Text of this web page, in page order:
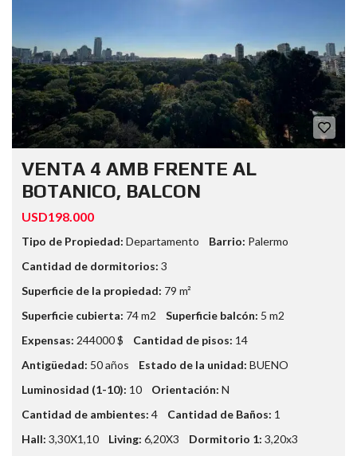
VENTA 4 AMB FRENTE AL
BOTANICO, BALCON
USD198.000
Tipo de Propiedad: Departamento Barrio: Palermo
Cantidad de dormitorios: 3
Superficie de la propiedad: 79 m²
Superficie cubierta: 74 m2 Superficie balcón: 5 m2
Expensas: 244000 $ Cantidad de pisos: 14
Antigüedad: 50 años Estado de la unidad: BUENO
Luminosidad (1-10): 10 Orientación: N
Cantidad de ambientes: 4 Cantidad de Baños: 1
Hall: 3,30X1,10 Living: 6,20X3 Dormitorio 1: 3,20x3